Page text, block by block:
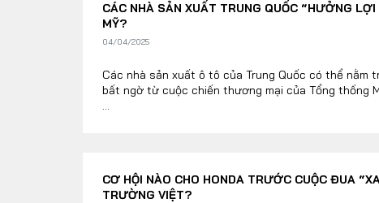
CÁC NHÀ SẢN XUẤT TRUNG QUỐC “HƯỞNG
MỸ?
04/04/2025
Các nhà sản xuất ô tô của Trung Quốc có thể nằm
bất ngờ từ cuộc chiến thương mại của Tổng thống
...
CƠ HỘI NÀO CHO HONDA TRƯỚC CUỘC ĐUA
TRƯỜNG VIỆT?